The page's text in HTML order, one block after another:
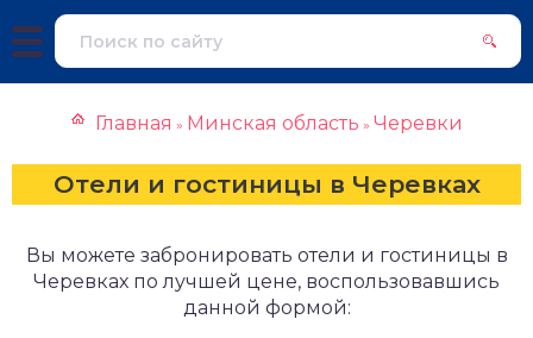
Главная » Минская область » Черевки
Отели и гостиницы в Черевках
Вы можете забронировать отели и гостиницы в
Черевках по лучшей цене, воспользовавшись
данной формой: